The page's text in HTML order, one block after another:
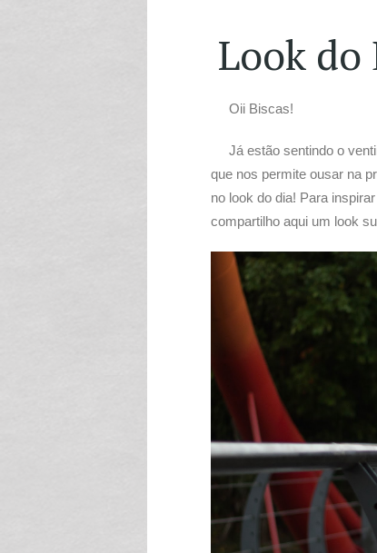
Look
Oii Biscas!
Já estão sentindo o
que nos permite ousar na
no look do dia! Para
compartilho aqui um look